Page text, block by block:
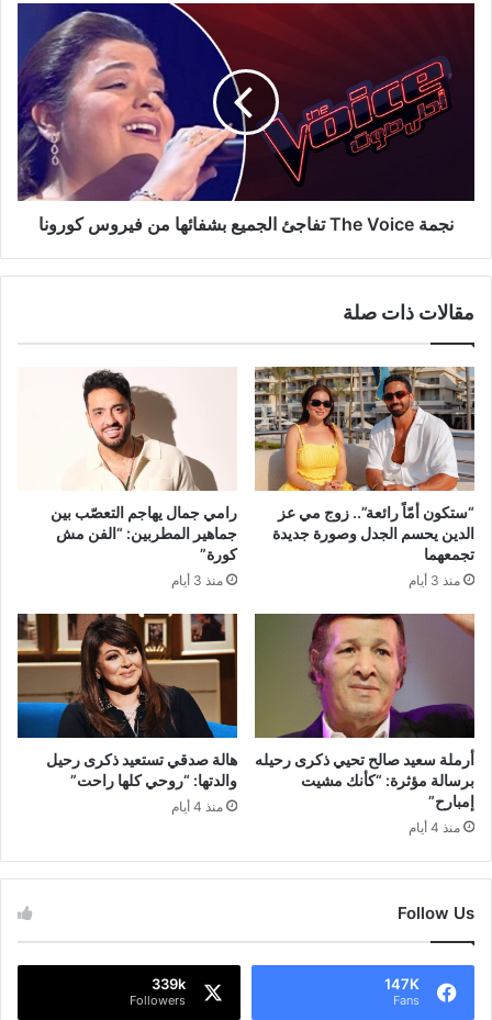
Voice
تفاجئ
الجميع
كورونا
نجمة The Voice تفاجئ الجميع بشفائها من فيروس كورونا
مقالات ذات صلة
“ستكون أمّاً رائعة”.. زوج مي عز
الدين يحسم الجدل وصورة جديدة
تجمعهما
منذ 3 أيام
رامي جمال يهاجم التعصّب بين
جماهير المطربين: “الفن مش
كورة”
منذ 3 أيام
أرملة سعيد صالح تحيي ذكرى رحيله
برسالة مؤثرة: “كأنك مشيت
إمبارح”
منذ 4 أيام
هالة صدقي تستعيد ذكرى رحيل
والدتها: “روحي كلها راحت”
منذ 4 أيام
Follow Us
147K
Fans
339k
Followers